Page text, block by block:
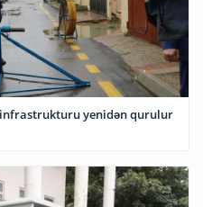
yenidən qurulur